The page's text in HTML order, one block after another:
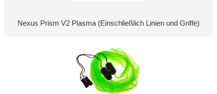
Nexus Prism V2 Plasma (Einschließlich Linien und Griffe)